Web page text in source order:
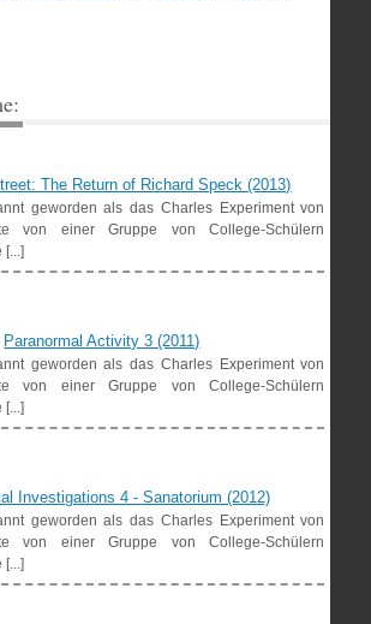
The Return of Richard Speck (2013)
geworden als das Charles Experiment von
von einer Gruppe von College-Schülern
[...]
Paranormal Activity 3 (2011)
geworden als das Charles Experiment von
von einer Gruppe von College-Schülern
[...]
Investigations 4 - Sanatorium (2012)
geworden als das Charles Experiment von
von einer Gruppe von College-Schülern
[...]